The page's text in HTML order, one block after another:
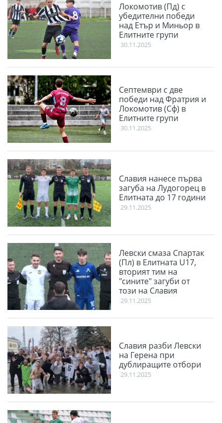
Локомотив (Пд) с
убедителни победи
над Етър и Миньор в
Елитните групи
30.11.2025
Септември с две
победи над Фратрия и
Локомотив (Сф) в
Елитните групи
30.11.2025
Славия нанесе първа
загуба на Лудогорец в
Елитната до 17 години
29.11.2025
Левски смаза Спартак
(Пл) в Елитната U17,
вторият тим на
"сините" загуби от
този на Славия
29.11.2025
Славия разби Левски
на Герена при
дублиращите отбори
29.11.2025